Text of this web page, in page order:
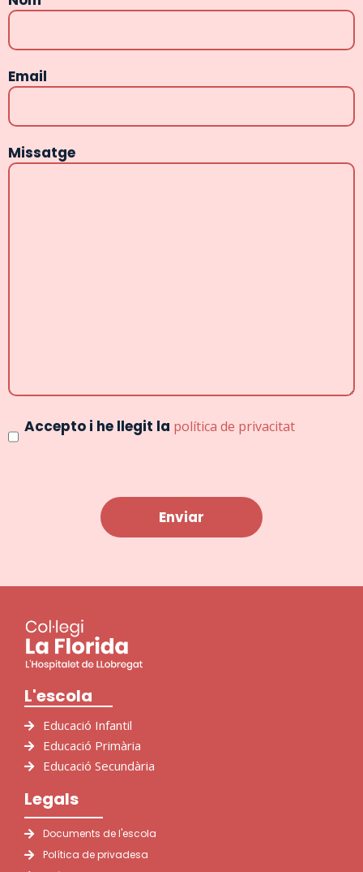
Email
Missatge
Consentimiento
Accepto i he llegit la política de privacitat
L'escola
Educació Infantil
Educació Primària
Educació Secundària
Legals
Documents de l'escola
Política de privadesa